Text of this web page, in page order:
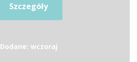
Szczegóły
Dodane: wczoraj